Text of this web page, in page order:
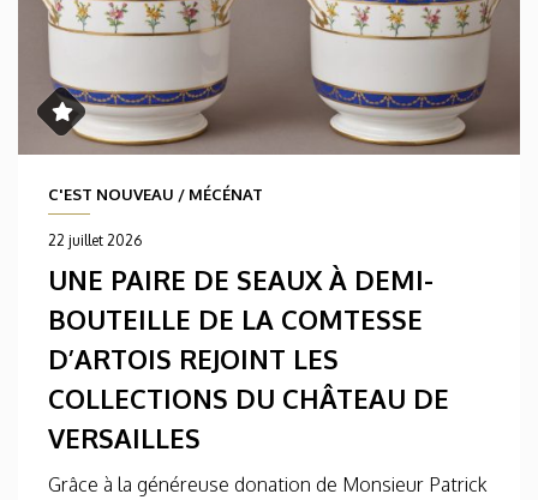
C'EST NOUVEAU / MÉCÉNAT
22 juillet 2026
UNE PAIRE DE SEAUX À DEMI-
BOUTEILLE DE LA COMTESSE
D’ARTOIS REJOINT LES
COLLECTIONS DU CHÂTEAU DE
VERSAILLES
Grâce à la généreuse donation de Monsieur Patrick